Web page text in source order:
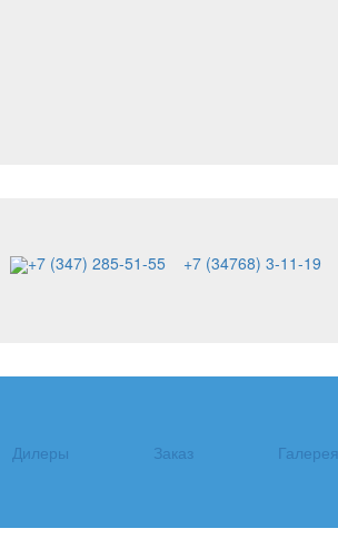
+7 (347) 285-51-55 +7 (34768) 3-11-19
Дилеры Заказ Галерея